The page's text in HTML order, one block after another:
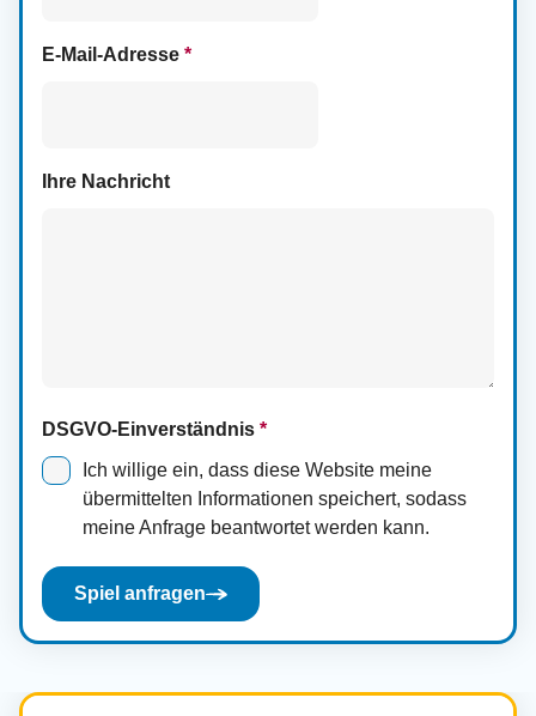
E-Mail-Adresse *
Ihre Nachricht
DSGVO-Einverständnis *
Ich willige ein, dass diese Website meine
übermittelten Informationen speichert, sodass
meine Anfrage beantwortet werden kann.
Spiel anfragen